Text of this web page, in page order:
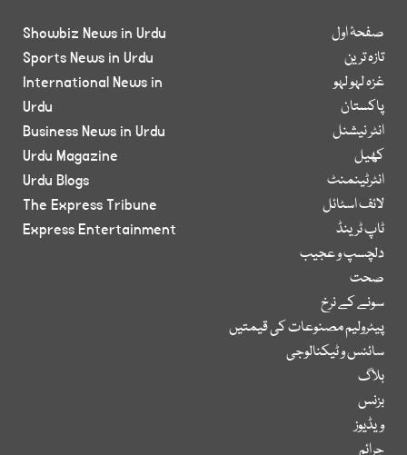
صفحۂ اول
تازہ ترین
غزہ لہو لہو
پاکستان
انٹر نیشنل
کھیل
انٹرٹینمنٹ
لائف اسٹائل
ٹاپ ٹرینڈ
دلچسپ و عجیب
صحت
سونے کے نرخ
پیٹرولیم مصنوعات کی قیمتیں
سائنس و ٹیکنالوجی
بلاگ
بزنس
ویڈیوز
جرائم
Showbiz News in Urdu
Sports News in Urdu
International News in
Urdu
Business News in Urdu
Urdu Magazine
Urdu Blogs
The Express Tribune
Express Entertainment